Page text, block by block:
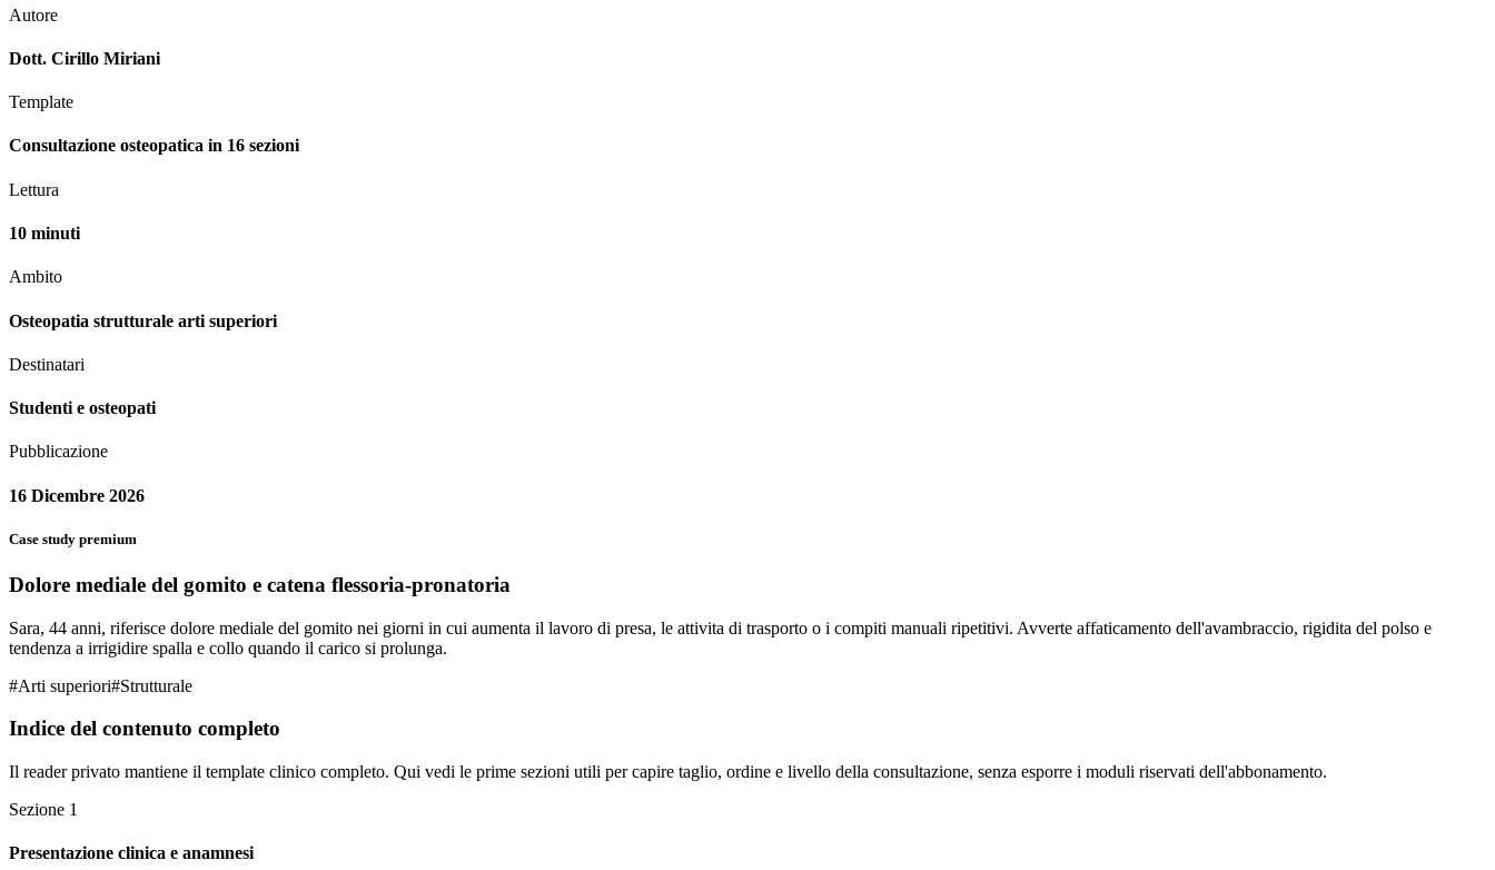
Autore
Dott. Cirillo Miriani
Template
Consultazione osteopatica in 16 sezioni
Lettura
10 minuti
Ambito
Osteopatia strutturale arti superiori
Destinatari
Studenti e osteopati
Pubblicazione
16 Dicembre 2026
Case study premium
Dolore mediale del gomito e catena flessoria-pronatoria
Sara, 44 anni, riferisce dolore mediale del gomito nei giorni in cui aumenta il lavoro di presa, le attivita di trasporto o i compiti manuali ripetitivi. Avverte affaticamento dell'avambraccio, rigidita del polso e
tendenza a irrigidire spalla e collo quando il carico si prolunga.
#Arti superiori#Strutturale
Indice del contenuto completo
Il reader privato mantiene il template clinico completo. Qui vedi le prime sezioni utili per capire taglio, ordine e livello della consultazione, senza esporre i moduli riservati dell'abbonamento.
Sezione 1
Presentazione clinica e anamnesi